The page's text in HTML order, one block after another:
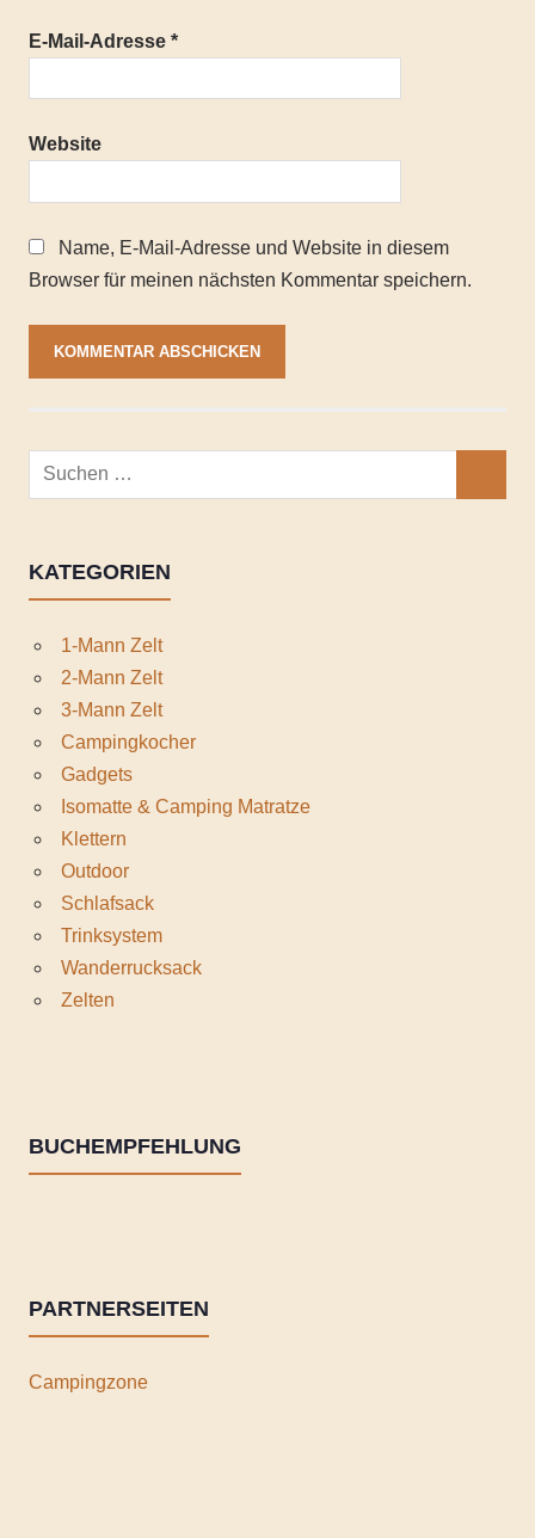
E-Mail-Adresse *
Website
Name, E-Mail-Adresse und Website in diesem
Browser für meinen nächsten Kommentar speichern.
Suchen
nach:
KATEGORIEN
1-Mann Zelt
2-Mann Zelt
3-Mann Zelt
Campingkocher
Gadgets
Isomatte & Camping Matratze
Klettern
Outdoor
Schlafsack
Trinksystem
Wanderrucksack
Zelten
BUCHEMPFEHLUNG
PARTNERSEITEN
Campingzone